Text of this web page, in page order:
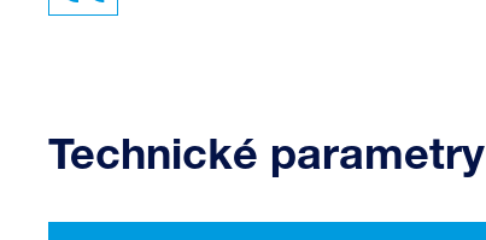
Technické parametry